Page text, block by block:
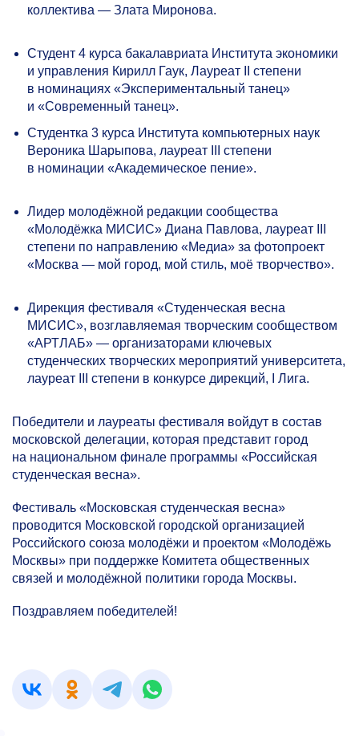
коллектива — Злата Миронова.
Студент 4 курса бакалавриата Института экономики
и управления Кирилл Гаук, Лауреат II степени
в номинациях «Экспериментальный танец»
и «Современный танец».
Cтудентка 3 курса Института компьютерных наук
Вероника Шарыпова, лауреат III степени
в номинации «Академическое пение».
Лидер молодёжной редакции сообщества
«Молодёжка МИСИС» Диана Павлова, лауреат III
степени по направлению «Медиа» за фотопроект
«Москва — мой город, мой стиль, моё творчество».
Дирекция фестиваля «Студенческая весна
МИСИС», возглавляемая творческим сообществом
«АРТЛАБ» — организаторами ключевых
студенческих творческих мероприятий университета,
лауреат III степени в конкурсе дирекций, I Лига.
Победители и лауреаты фестиваля войдут в состав
московской делегации, которая представит город
на национальном финале программы «Российская
студенческая весна».
Фестиваль «Московская студенческая весна»
проводится Московской городской организацией
Российского союза молодёжи и проектом «Молодёжь
Москвы» при поддержке Комитета общественных
связей и молодёжной политики города Москвы.
Поздравляем победителей!